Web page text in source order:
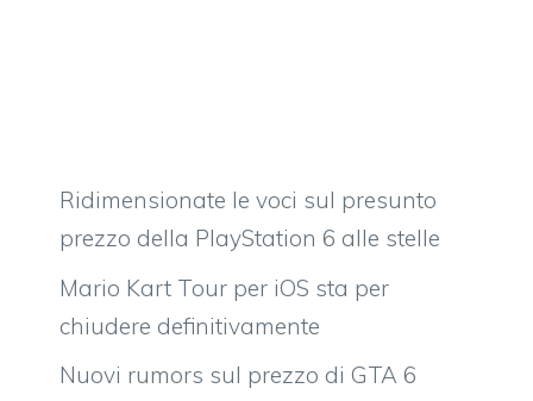
Ridimensionate le voci sul presunto
prezzo della PlayStation 6 alle stelle
Mario Kart Tour per iOS sta per
chiudere definitivamente
Nuovi rumors sul prezzo di GTA 6